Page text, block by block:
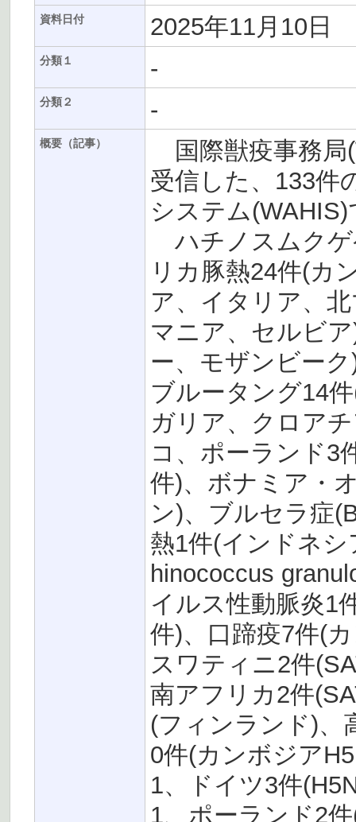
資料日付 2025年11月10日
分類１ -
分類２ -
概要（記事）
国際獣疫事務局
受信した、133件
システム
ハチノスムクゲ
リカ豚熱24件(カ
ア、イタリア、
マニア、セルビ
ー、モザンビー
ブルータング14
ガリア、クロア
コ、ポーランド3
件)、ボナミア・
ン)、ブルセラ症
熱1件(インドネ
hinococcus
イルス性動脈炎1
件)、口蹄疫7件(
スワティニ2件
南アフリカ2件
(フィンランド)、
0件(カンボジア
1、ドイツ3件
1、ポーランド2